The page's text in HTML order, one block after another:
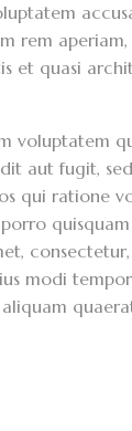
rem
et quasi
voluptatem
aut fugit,
qui ratione
modi